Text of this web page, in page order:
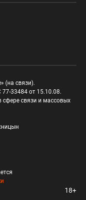
(на связи).
33484 от 15.10.08.
сфере связи и массовых
18+